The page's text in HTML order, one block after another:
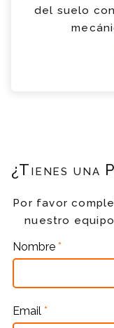
del suelo
¿Tienes una
Por favor
nuestro
Nombre *
Email *